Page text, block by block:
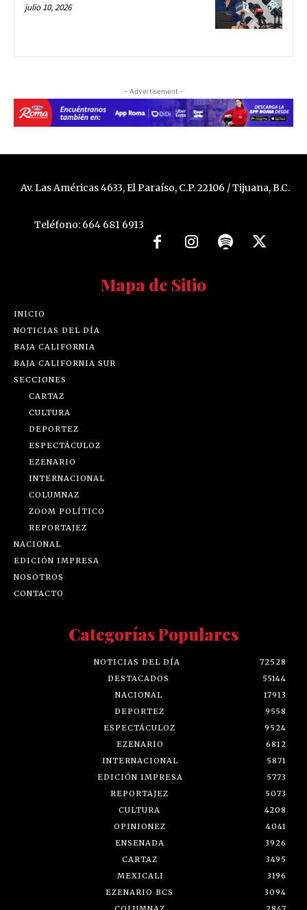
julio 10, 2026
- Advertisement -
Av. Las Américas 4633, El Paraíso, C.P. 22106 / Tijuana, B.C.
Teléfono: 664 681 6913
Mapa de Sitio
INICIO
NOTICIAS DEL DÍA
BAJA CALIFORNIA
BAJA CALIFORNIA SUR
SECCIONES
CARTAZ
CULTURA
DEPORTEZ
ESPECTÁCULOZ
EZENARIO
INTERNACIONAL
COLUMNAZ
ZOOM POLÍTICO
REPORTAJEZ
NACIONAL
EDICIÓN IMPRESA
NOSOTROS
CONTACTO
Categorías Populares
NOTICIAS DEL DÍA
72528
DESTACADOS
55144
NACIONAL
17913
DEPORTEZ
9558
ESPECTÁCULOZ
9524
EZENARIO
6812
INTERNACIONAL
5871
EDICIÓN IMPRESA
5773
REPORTAJEZ
5073
CULTURA
4208
OPINIONEZ
4041
ENSENADA
3926
CARTAZ
3495
MEXICALI
3196
EZENARIO BCS
3094